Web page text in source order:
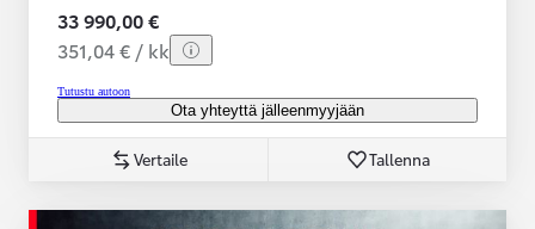
33 990,00 €
351,04 € / kk
Tutustu autoon
Ota yhteyttä jälleenmyyjään
Vertaile Tallenna